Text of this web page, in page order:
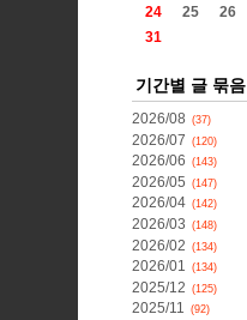
24
25 26
31
기간별 글 묶음
2026/08 (37)
2026/07 (120)
2026/06 (143)
2026/05 (147)
2026/04 (142)
2026/03 (148)
2026/02 (134)
2026/01 (134)
2025/12 (125)
2025/11 (92)